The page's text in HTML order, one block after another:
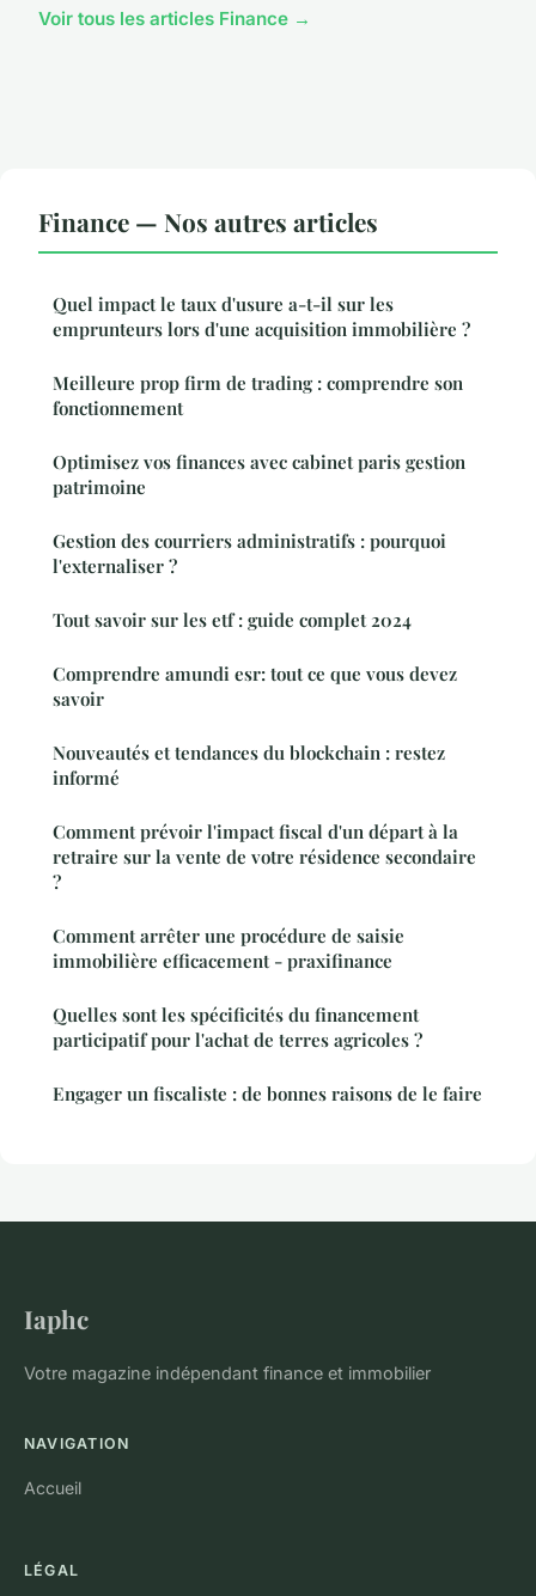
Voir tous les articles Finance →
Finance — Nos autres articles
Quel impact le taux d'usure a-t-il sur les
emprunteurs lors d'une acquisition immobilière ?
Meilleure prop firm de trading : comprendre son
fonctionnement
Optimisez vos finances avec cabinet paris gestion
patrimoine
Gestion des courriers administratifs : pourquoi
l'externaliser ?
Tout savoir sur les etf : guide complet 2024
Comprendre amundi esr: tout ce que vous devez
savoir
Nouveautés et tendances du blockchain : restez
informé
Comment prévoir l'impact fiscal d'un départ à la
retraire sur la vente de votre résidence secondaire
?
Comment arrêter une procédure de saisie
immobilière efficacement - praxifinance
Quelles sont les spécificités du financement
participatif pour l'achat de terres agricoles ?
Engager un fiscaliste : de bonnes raisons de le faire
Iaphc
Votre magazine indépendant finance et immobilier
NAVIGATION
Accueil
LÉGAL